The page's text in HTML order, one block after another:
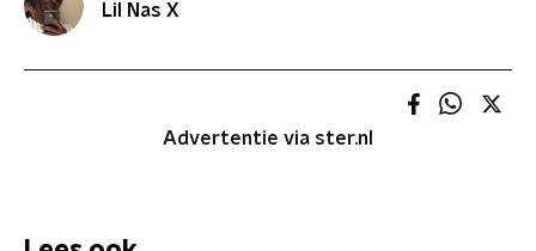
Lil Nas X
Advertentie via ster.nl